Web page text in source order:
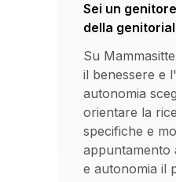
Sei un
della
Su
il benessere e
autonomia
orientare la
specifiche e
appuntamento
e autonomia il